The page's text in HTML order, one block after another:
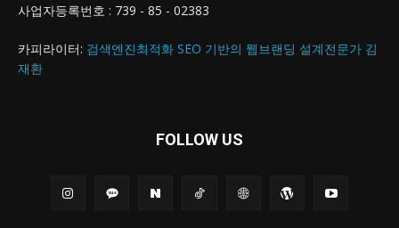
사업자등록번호 : 739 - 85 - 02383
카피라이터: 검색엔진최적화 SEO 기반의 웹브랜딩 설계전문가 김
재환
FOLLOW US